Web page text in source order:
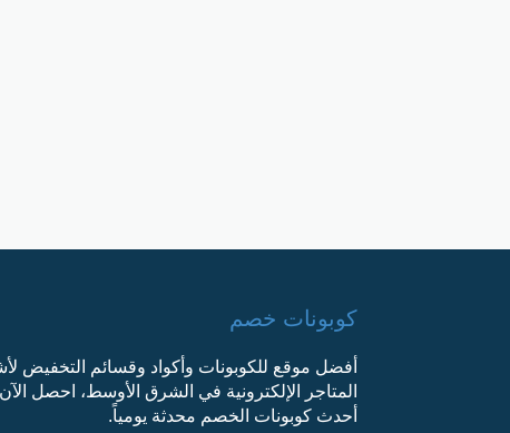
كوبونات خصم
أفضل موقع للكوبونات وأكواد وقسائم التخفيض
المتاجر الإلكترونية في الشرق الأوسط، احصل
أحدث كوبونات الخصم محدثة يومياً.